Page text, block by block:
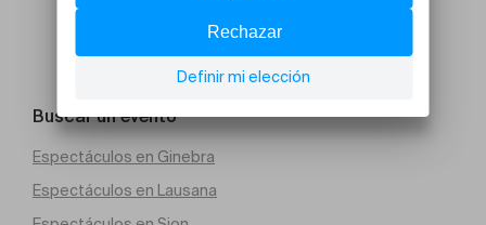
Buscar un evento
Espectáculos en Ginebra
Espectáculos en Lausana